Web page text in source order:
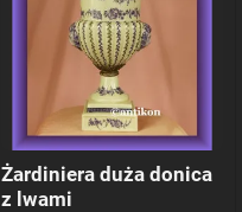
Żardiniera duża donica
z lwami